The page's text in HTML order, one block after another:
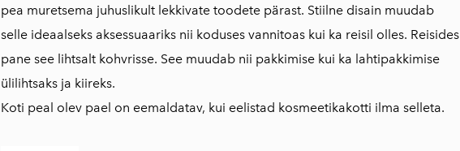
pea muretsema juhuslikult lekkivate toodete pärast. Stiilne disain muudab
selle ideaalseks aksessuaariks nii koduses vannitoas kui ka reisil olles. Reisides
pane see lihtsalt kohvrisse. See muudab nii pakkimise kui ka lahtipakkimise
ülilihtsaks ja kiireks.
Koti peal olev pael on eemaldatav, kui eelistad kosmeetikakotti ilma selleta.